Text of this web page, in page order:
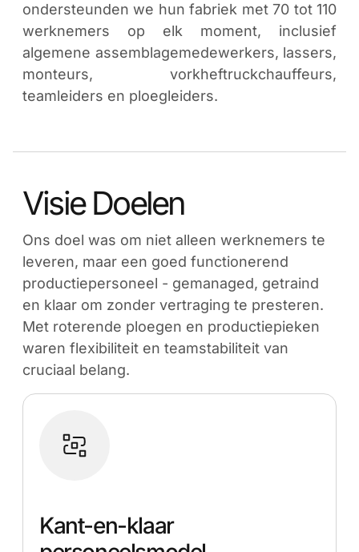
ondersteunden we hun fabriek met 70 tot 110
werknemers op elk moment, inclusief
algemene assemblagemedewerkers, lassers,
monteurs, vorkheftruckchauffeurs,
teamleiders en ploegleiders.
Visie Doelen
Ons doel was om niet alleen werknemers te
leveren, maar een goed functionerend
productiepersoneel - gemanaged, getraind
en klaar om zonder vertraging te presteren.
Met roterende ploegen en productiepieken
waren flexibiliteit en teamstabiliteit van
cruciaal belang.
Kant-en-klaar